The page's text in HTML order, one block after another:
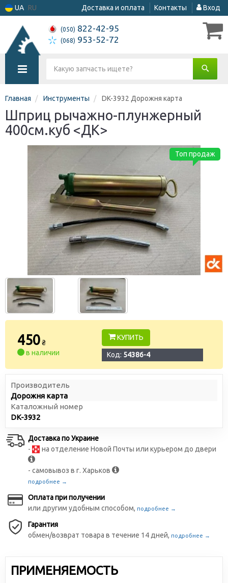
UA RU Доставка и оплата Контакты Вход
(050) 822-42-95
(068) 953-52-72
Главная Инструменты DK-3932 Дорожня карта
Шприц рычажно-плунжерный
400см.куб <ДК>
Топ продаж
450₴
в наличии
КУПИТЬ
Код: 54386-4
Производитель
Дорожня карта
Каталожный номер
DK-3932
Доставка по Украине
-
на отделение Новой Почты или курьером до двери
- самовывоз в г. Харьков
подробнее →
Оплата при получении
или другим удобным способом, подробнее →
Гарантия
обмен/возврат товара в течение 14 дней, подробнее →
ПРИМЕНЯЕМОСТЬ